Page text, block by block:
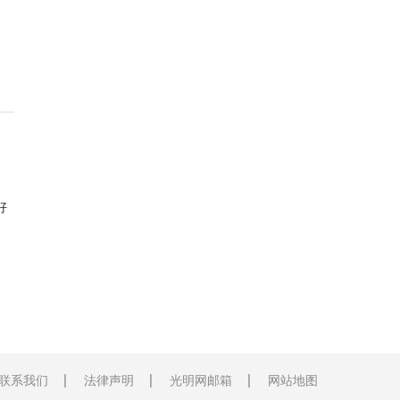
系我们 法律声明 光明网邮箱 网站地图